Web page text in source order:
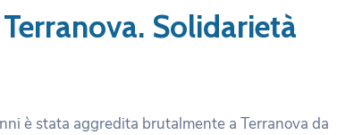
Solidarietà
è stata aggredita brutalmente a Terranova da